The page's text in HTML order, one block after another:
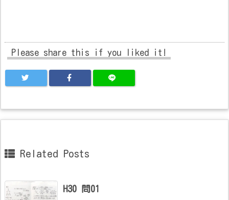
Please share this if you liked it!
Related Posts
H30 問01